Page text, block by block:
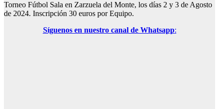
Torneo Fútbol Sala en Zarzuela del Monte, los días 2 y 3 de Agosto
de 2024. Inscripción 30 euros por Equipo.
Síguenos en nuestro canal de Whatsapp: